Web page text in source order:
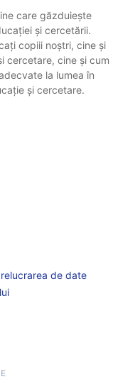
care găzduiește
și cercetării.
copiii noștri, cine și
cercetare, cine și cum
la lumea în
și cercetare.
de date